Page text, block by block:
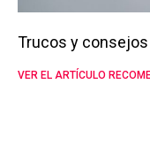
Trucos y
VER EL ARTÍCULO